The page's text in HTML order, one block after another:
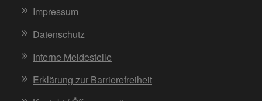
Impressum
Datenschutz
Interne Meldestelle
Erklärung zur Barrierefreiheit